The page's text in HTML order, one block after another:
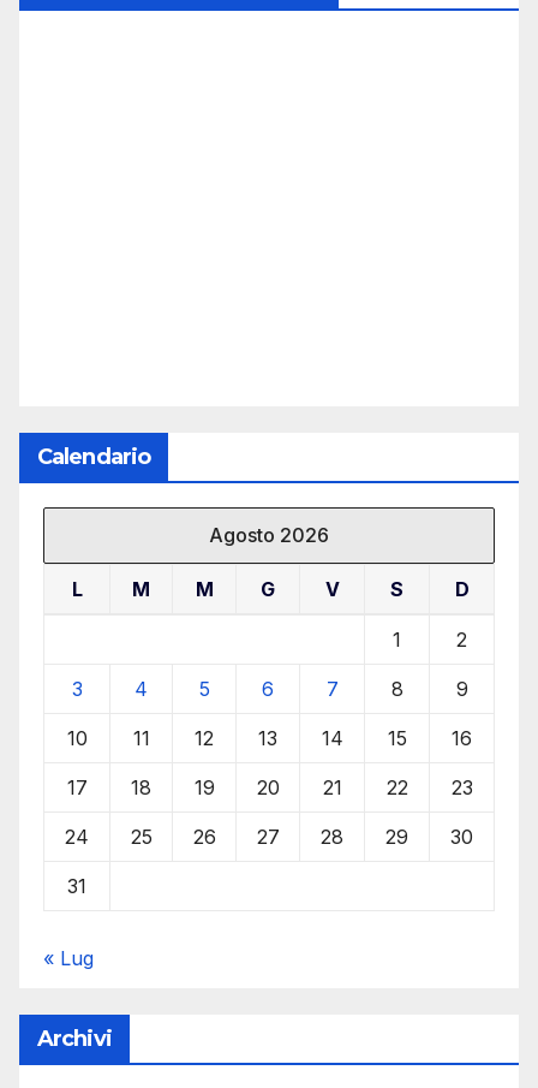
Calendario
Agosto 2026
L M M G V S D
1 2
3 4 5 6 7 8 9
10 11 12 13 14 15 16
17 18 19 20 21 22 23
24 25 26 27 28 29 30
31
« Lug
Archivi